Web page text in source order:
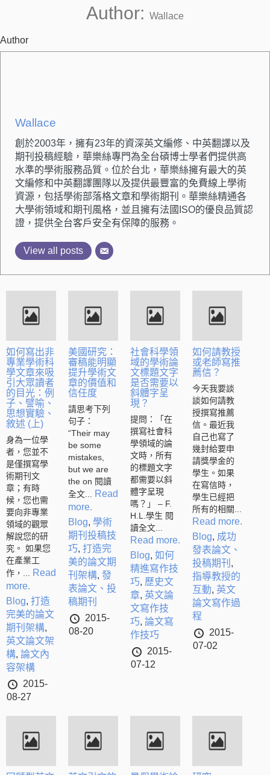
Author: Wallace
Author
Wallace
創於2003年，擁有23年的資深英文編修、中英翻譯以及
期刊投稿經驗，華樂絲專門為全台碩博士學者們提供高
水準的學術服務品質。位於台北，華樂絲擁有最大的英
文編修和中英翻譯團隊以及提供最豐富的免費線上學術
資源，包括學術部落格文章和學術期刊。華樂絲精通各
大學術領域和期刊風格，並且擁有法國ISO的優良品質認
證，提供全台客戶安全有保障的服務。
View all posts
如何寫出非
專業學術科
學文章來吸
引大眾讀者
的目光：例
子、譬喻、
思想實驗、
敘述 (上)
身為一位學
者，您並不
是僅撰寫學
術期刊文
章；有時
候，您也需
要向非專業
領域的觀眾
解說您的研
究。 如果您
在產業工
作，...
Read
more.
Blog, 打造
完美的論文
期刊架構,
英文論文架
構, 論文內
容架構
2015-
08-27
美國研究：
審稿能明顯
提升學術文
章的價值和
信任度
請思考下列
句子：
“Their may
be some
mistakes,
but we are
the on 閱讀
全文...
Read
more.
Blog,學術
期刊投稿技
巧,打造完
美的論文期
刊架構,發
表論文、投
稿期刊
2015-
08-20
社會科學領
域的學術論
文標題文字
是否需要以
斜體字呈
現？
提問：「在
撰寫社會科
學領域的論
文時，所有
的標題文字
都需要以斜
體字呈現
嗎？」 – F.
H.L.學生 閱
讀全文...
Read more.
Blog,如何
精進寫作技
巧, 歷史文
章,英文論
文寫作技
巧,論文寫
作技巧
2015-
07-12
如何請教授
或老師寫推
薦信？
今天我要談
談如何請教
授撰寫推薦
信。最近我
自己也寫了
幾封給要申
請獎學金的
學生。如果
在寫信時，
學生已經把
所有的相關...
Read more.
Blog, 成功
發表論文、
投稿期刊 ,
指導教授的
互動,英文
論文寫作過
程
2015-
07-02